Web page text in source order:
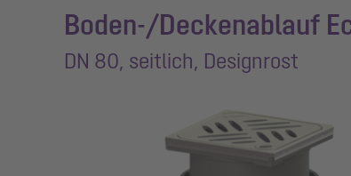
Boden-/Deckenablauf
DN 80, seitlich, Designrost